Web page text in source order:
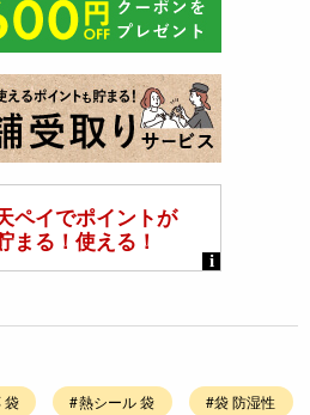
袋 #熱シール 袋 #袋 防湿性